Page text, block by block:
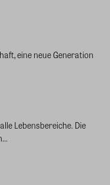
eine neue Generation
Lebensbereiche. Die